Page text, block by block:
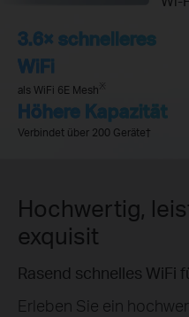
3.6× schnelleres
WiFi
als WiFi 6E Mesh ※
Höhere Kapazität
Verbindet über 200 Geräte†
Hochwertig,
exquisit
Rasend schnelles WiFi
Erleben Sie ein